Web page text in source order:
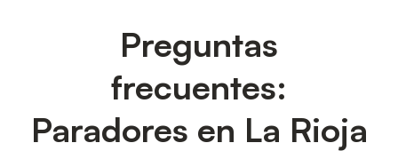
Preguntas
frecuentes:
Paradores en La Rioja